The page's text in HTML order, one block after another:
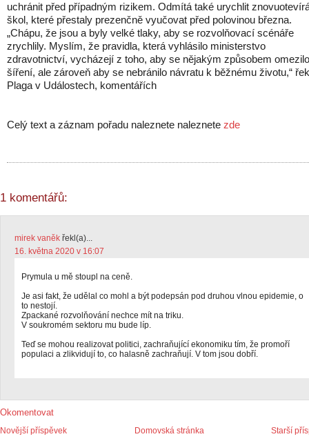
uchránit před případným rizikem. Odmítá také urychlit
škol, které přestaly prezenčně vyučovat před polovinou března.
„Chápu, že jsou a byly velké tlaky, aby se rozvolňovací scénáře
zrychlily. Myslím, že pravidla, která vyhlásilo ministerstvo
zdravotnictví, vycházejí z toho, aby se nějakým způsobem omezilo
šíření, ale zároveň aby se nebránilo návratu k běžnému životu,“
Plaga v Událostech, komentářích
Celý text a záznam pořadu naleznete naleznete zde
1 komentářů:
mirek vaněk řekl(a)...
16. května 2020 v 16:07
Prymula u mě stoupl na ceně.
Je asi fakt, že udělal co mohl a být podepsán pod druhou vlnou epidemie, o
to nestojí.
Zpackané rozvolňování nechce mít na triku.
V soukromém sektoru mu bude líp.
Teď se mohou realizovat politici, zachraňující ekonomiku tím, že promoří
populaci a zlikvidují to, co halasně zachraňují. V tom jsou dobří.
Okomentovat
Novější příspěvek Starší
Domovská stránka